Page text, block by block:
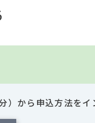
から申込方法をイ